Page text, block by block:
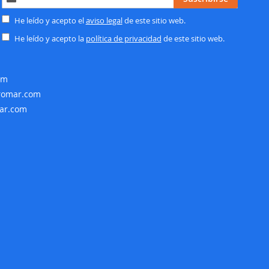
a
nuestro
de
He leído y acepto elaviso legalde este sitio web.
He leído y acepto la política de privacidad de este sitio web.